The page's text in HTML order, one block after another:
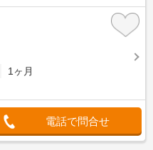
1ヶ月
電話で問合せ